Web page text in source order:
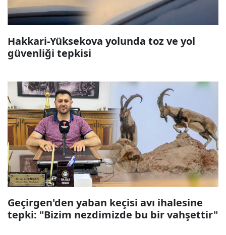
Hakkari-Yüksekova yolunda toz ve yol
güvenliği tepkisi
Geçirgen'den yaban keçisi avı ihalesine
tepki: "Bizim nezdimizde bu bir vahşettir"